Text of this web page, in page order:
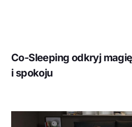
Co-Sleeping odkryj
i spokoju